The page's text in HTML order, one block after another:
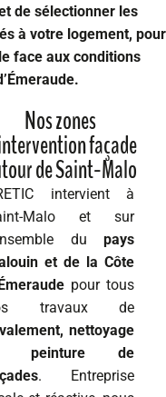
de sélectionner les
à votre logement, pour
face aux conditions
Nos zones
façade
de Saint-Malo
intervient à
Malo et sur
du pays
et de la Côte
pour tous
travaux de
nettoyage
peinture de
. Entreprise